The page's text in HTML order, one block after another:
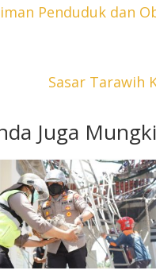
Penduduk dan
Sasar Tarawih
Juga